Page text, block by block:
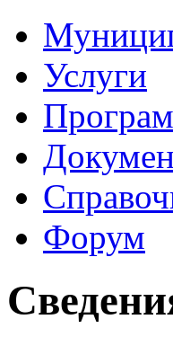
Услуги
Форум